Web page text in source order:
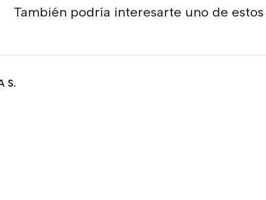
También podría interesarte uno de estos
S.